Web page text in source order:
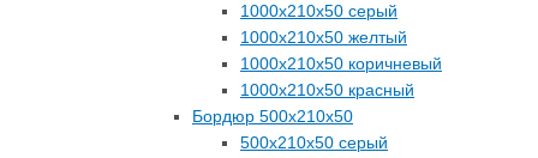
1000х210х50 серый
1000х210х50 желтый
1000х210х50 коричневый
1000х210х50 красный
Бордюр 500х210х50
500х210х50 серый